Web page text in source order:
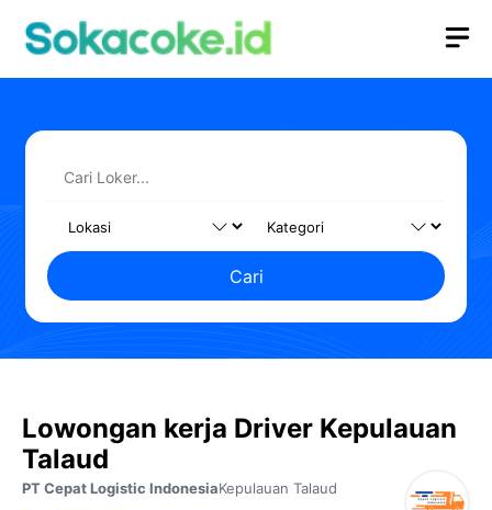
Cari
Lowongan kerja Driver Kepulauan
Talaud
PT Cepat Logistic IndonesiaKepulauan Talaud